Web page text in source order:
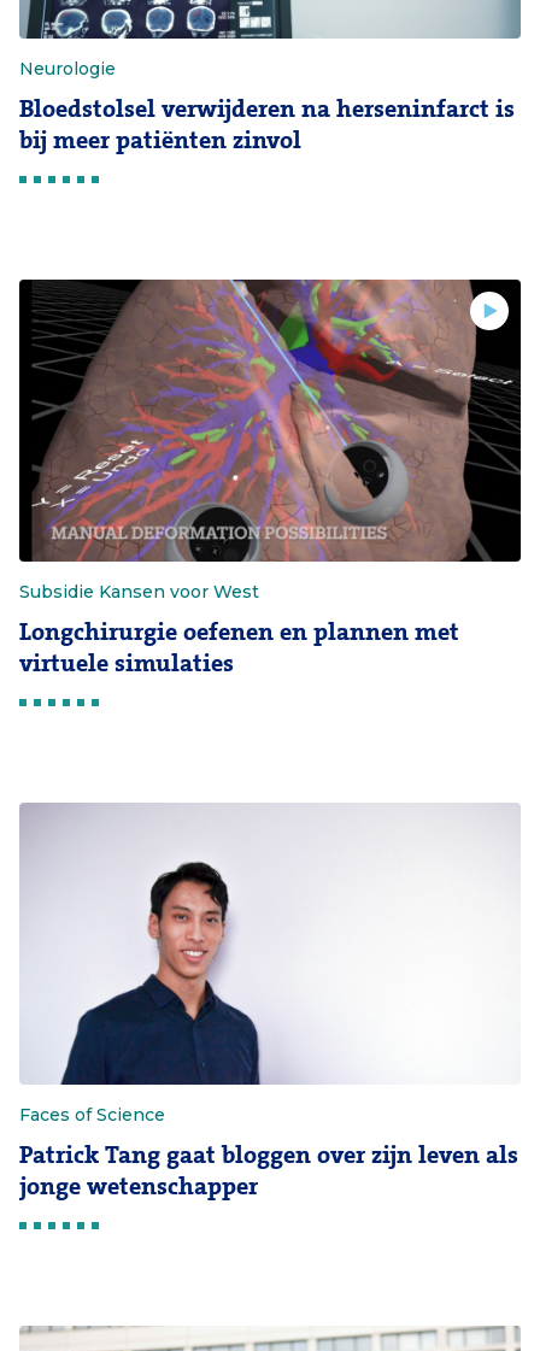
Neurologie
Bloedstolsel verwijderen na herseninfarct is
bij meer patiënten zinvol
Subsidie Kansen voor West
Longchirurgie oefenen en plannen met
virtuele simulaties
Faces of Science
Patrick Tang gaat bloggen over zijn leven als
jonge wetenschapper